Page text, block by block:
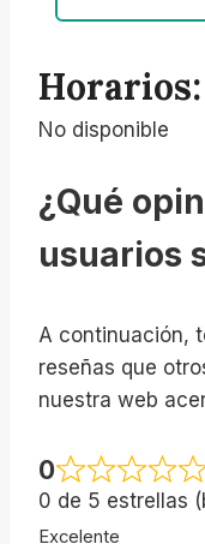
Horarios:
No disponible
¿Qué
usuarios
A continuación,
reseñas que
nuestra web
0
0 de 5 estrellas
Excelente